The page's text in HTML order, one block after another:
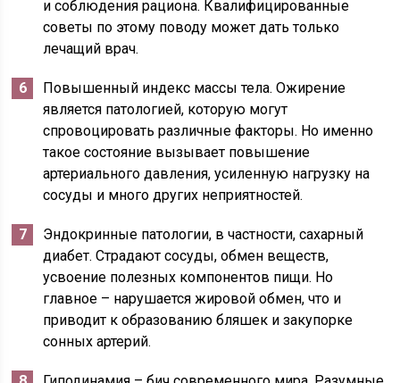
и соблюдения рациона. Квалифицированные
советы по этому поводу может дать только
лечащий врач.
Повышенный индекс массы тела. Ожирение
является патологией, которую могут
спровоцировать различные факторы. Но именно
такое состояние вызывает повышение
артериального давления, усиленную нагрузку на
сосуды и много других неприятностей.
Эндокринные патологии, в частности, сахарный
диабет. Страдают сосуды, обмен веществ,
усвоение полезных компонентов пищи. Но
главное – нарушается жировой обмен, что и
приводит к образованию бляшек и закупорке
сонных артерий.